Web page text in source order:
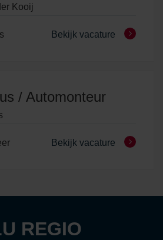
Kooij
Bekijk vacature
/ Automonteur
Bekijk vacature
REGIO